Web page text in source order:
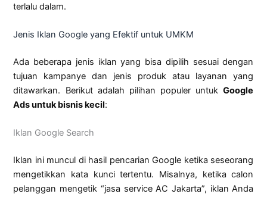
terlalu dalam.
Jenis Iklan Google yang Efektif untuk UMKM
Ada beberapa jenis iklan yang bisa dipilih sesuai dengan
tujuan kampanye dan jenis produk atau layanan yang
ditawarkan. Berikut adalah pilihan populer untukGoogle
Ads untuk bisnis kecil:
Iklan Google Search
Iklan ini muncul di hasil pencarian Google ketika seseorang
mengetikkan kata kunci tertentu. Misalnya, ketika calon
pelanggan mengetik “jasa service AC Jakarta”, iklan Anda